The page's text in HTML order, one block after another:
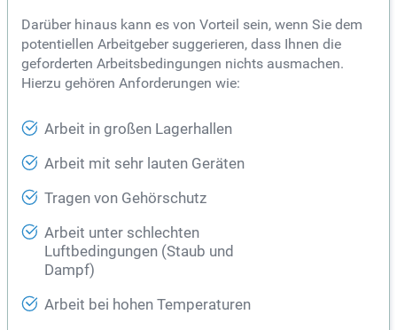
Darüber hinaus kann es von Vorteil sein, wenn Sie dem
potentiellen Arbeitgeber suggerieren, dass Ihnen die
geforderten Arbeitsbedingungen nichts ausmachen.
Hierzu gehören Anforderungen wie:
Arbeit in großen Lagerhallen
Arbeit mit sehr lauten Geräten
Tragen von Gehörschutz
Arbeit unter schlechten
Luftbedingungen (Staub und
Dampf)
Arbeit bei hohen Temperaturen